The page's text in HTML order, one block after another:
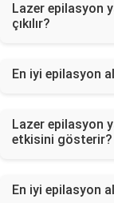
Lazer epilasyon
çıkılır?
En iyi epilasyon
Lazer epilasyon
etkisini gösterir?
En iyi epilasyon